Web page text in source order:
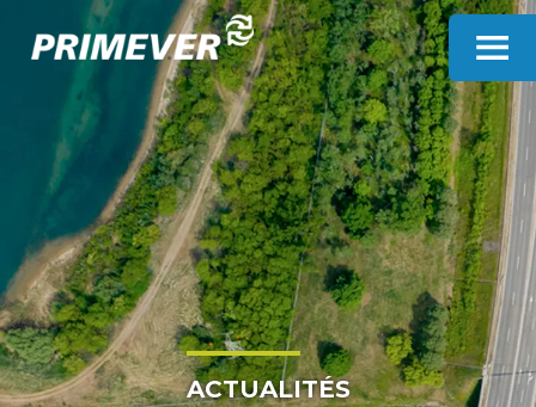
ACTUALITÉS
Panneau de gestion des cookies